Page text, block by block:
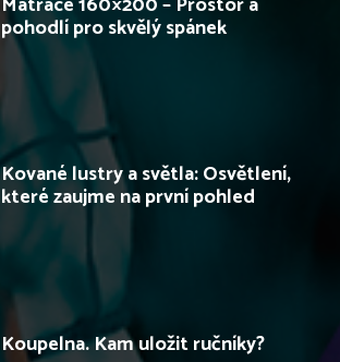
pohodlí pro skvělý spánek
Kované lustry a světla: Osvětlení,
které zaujme na první pohled
Koupelna. Kam uložit ručníky?